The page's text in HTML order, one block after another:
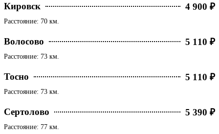
Кировск 4 900 ₽
Расстояние: 70 км.
Волосово 5 110 ₽
Расстояние: 73 км.
Тосно 5 110 ₽
Расстояние: 73 км.
Сертолово 5 390 ₽
Расстояние: 77 км.